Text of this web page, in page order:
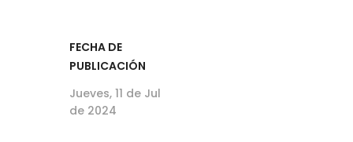
FECHA DE
PUBLICACIÓN
Jueves, 11 de Jul
de 2024